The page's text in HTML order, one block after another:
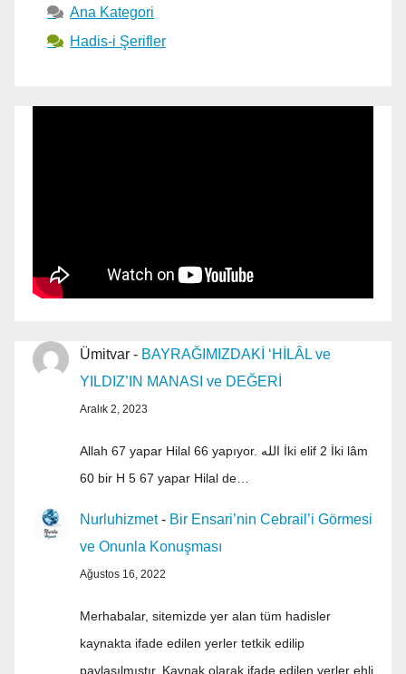
Ana Kategori
Hadis-i Şerifler
Ümitvar - BAYRAĞIMIZDAKİ ‘HİLÂL ve
YILDIZ’IN MANASI ve DEĞERİ
Aralık 2, 2023
Allah 67 yapar Hilal 66 yapıyor. الله İki elif 2 İki lâm
60 bir H 5 67 yapar Hilal de…
Nurluhizmet- Bir Ensari’nin Cebrail’i Görmesi
ve Onunla Konuşması
Ağustos 16, 2022
Merhabalar, sitemizde yer alan tüm hadisler
kaynakta ifade edilen yerler tetkik edilip
paylaşılmıştır. Kaynak olarak ifade edilen yerler ehli